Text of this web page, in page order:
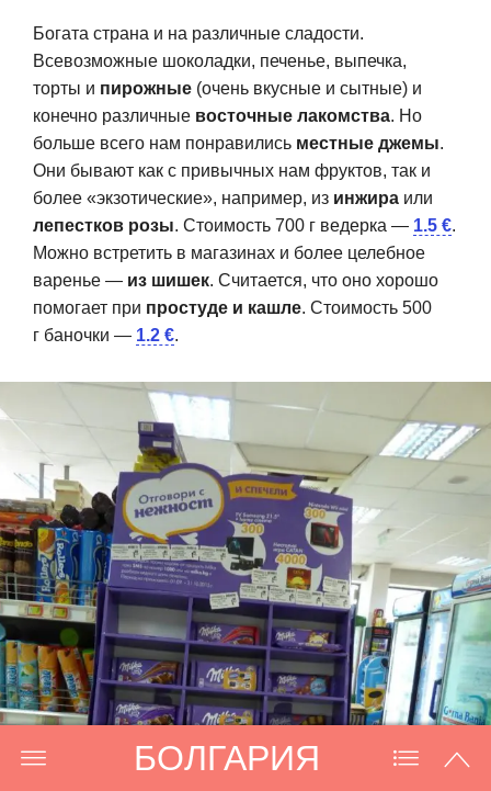
БОЛГАРИЯ
освежающий напиток, как
то, что нужно в жаркие летние
самое дорогое).
Болгарский вариант окрошки —
популярен в ресторанах и кафе.
в Болгарии можно найти всевозможных сортов. Нам понравился именно этот.
Богата страна и на различные сладости.
Всевозможные шоколадки, печенье, выпечка,
торты и пирожные (очень вкусные и сытные) и
конечно различные восточные лакомства. Но
больше всего нам понравились местные джемы.
Они бывают как с привычных нам фруктов, так и
более «экзотические», например, из инжира или
лепестков розы. Стоимость 700 г ведерка — 1.5 €.
Можно встретить в магазинах и более целебное
варенье — из шишек. Считается, что оно хорошо
помогает при простуде и кашле. Стоимость 500
г баночки — 1.2 €.